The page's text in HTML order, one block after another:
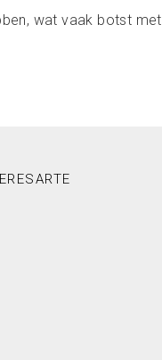
wat vaak botst met